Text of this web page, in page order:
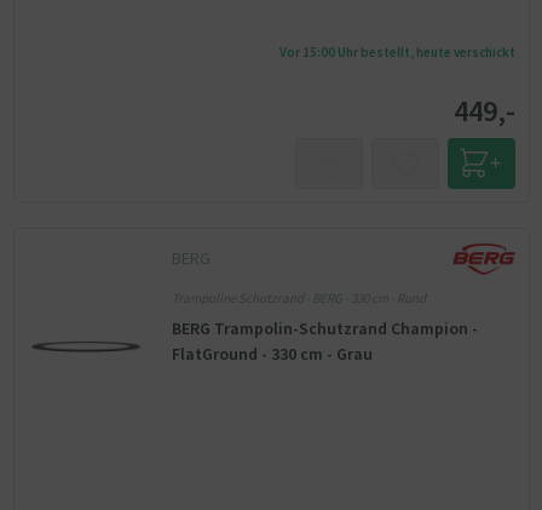
Vor 15:00 Uhr bestellt, heute verschickt
449,-
BERG
Trampoline Schutzrand - BERG - 330 cm - Rund
BERG Trampolin-Schutzrand Champion -
FlatGround - 330 cm - Grau